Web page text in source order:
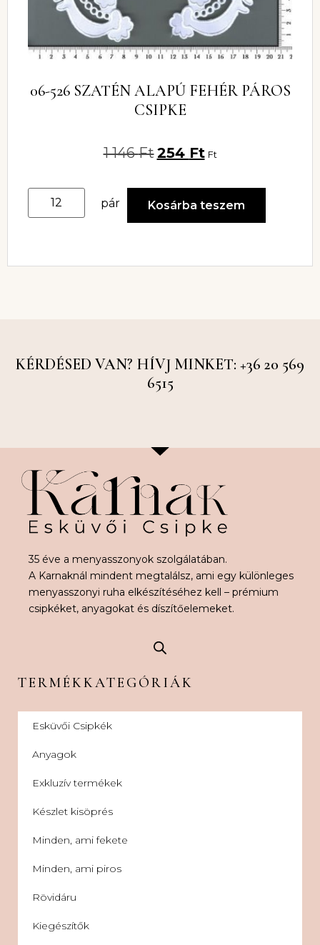
06-526 SZATÉN ALAPÚ FEHÉR PÁROS
CSIPKE
1 146Ft254 Ft Ft
pár Kosárba teszem
KÉRDÉSED VAN? HÍVJ MINKET: +36 20 569
6515
35 éve a menyasszonyok szolgálatában.
A Karnaknál mindent megtalálsz, ami egy különleges
menyasszonyi ruha elkészítéséhez kell – prémium
csipkéket, anyagokat és díszítőelemeket.
TERMÉKKATEGÓRIÁK
Esküvői Csipkék
Anyagok
Exkluzív termékek
Készlet kisöprés
Minden, ami fekete
Minden, ami piros
Rövidáru
Kiegészítők